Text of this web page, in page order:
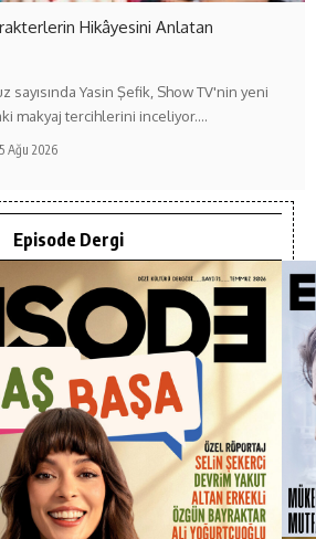
Hikâyesini Anlatan
sayısında Yasin Şefik, Show TV'nin yeni
makyaj tercihlerini inceliyor.…
5 Ağu 2026
Episode Dergi